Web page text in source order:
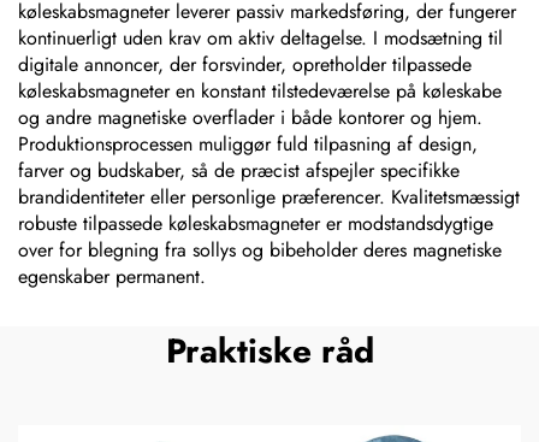
køleskabsmagneter leverer passiv markedsføring, der fungerer
kontinuerligt uden krav om aktiv deltagelse. I modsætning til
digitale annoncer, der forsvinder, opretholder tilpassede
køleskabsmagneter en konstant tilstedeværelse på køleskabe
og andre magnetiske overflader i både kontorer og hjem.
Produktionsprocessen muliggør fuld tilpasning af design,
farver og budskaber, så de præcist afspejler specifikke
brandidentiteter eller personlige præferencer. Kvalitetsmæssigt
robuste tilpassede køleskabsmagneter er modstandsdygtige
over for blegning fra sollys og bibeholder deres magnetiske
egenskaber permanent.
Praktiske råd